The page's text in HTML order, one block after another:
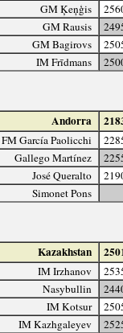
GM Ķeņģis
GM Rausis
GM Bagirovs
IM Frīdmans
Andorra
FM García Paolicchi
Gallego Martínez
José Queralto
Simonet Pons
Kazakhstan
IM Irzhanov
Nasybullin
IM Kotsur
IM Kazhgaleyev